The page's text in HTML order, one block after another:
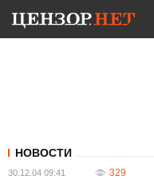
НОВОСТИ
30.12.04 09:41 329